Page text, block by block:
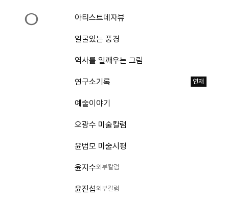
ㅇ 아티스트데자뷰
얼굴있는 풍경
역사를 일깨우는 그림
연구소기록 연재
예술이야기
오광수 미술칼럼
윤범모 미술시평
윤지수외부칼럼
윤진섭외부칼럼